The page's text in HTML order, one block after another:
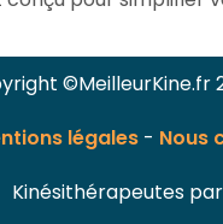
©MeilleurKine.fr
légales- Nous
Kinésithérapeutes